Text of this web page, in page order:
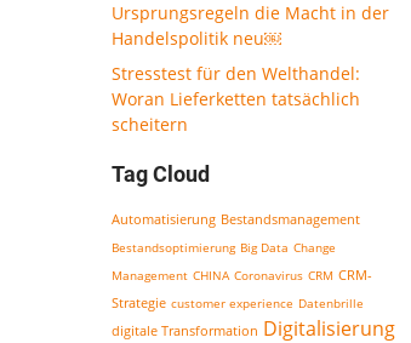
Ursprungsregeln die Macht in der
Handelspolitik neu￼
Stresstest für den Welthandel:
Woran Lieferketten tatsächlich
scheitern
Tag Cloud
Automatisierung Bestandsmanagement
Bestandsoptimierung Big Data Change
Management CHINA Coronavirus CRM CRM-
Strategie customer experience Datenbrille
digitale Transformation Digitalisierung